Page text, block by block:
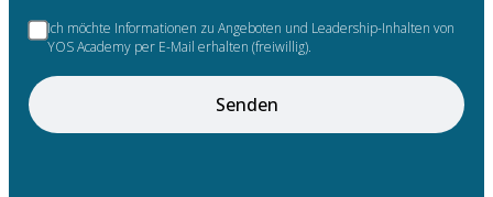
Ich möchte Informationen zu Angeboten und Leadership-Inhalten von
YOS Academy per E-Mail erhalten (freiwillig).
Senden